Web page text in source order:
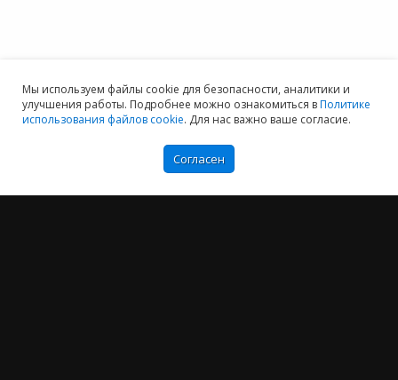
Мы используем файлы cookie для безопасности, аналитики и
улучшения работы. Подробнее можно ознакомиться вПолитике
использования файлов cookie. Для нас важно ваше согласие.
Согласен